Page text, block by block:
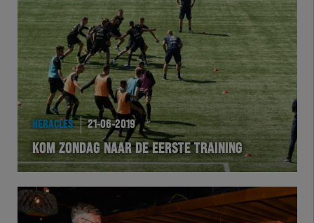
HERACLES 21-06-2019
KOM ZONDAG NAAR DE EERSTE TRAINING